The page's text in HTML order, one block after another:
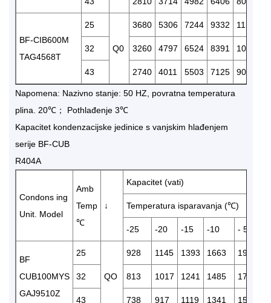
BF-CIB600M
TAG4568T
25
Q0
3680 5306 7244 9332 11567
32 3260 4797 6524 8391 10399
43 2740 4011 5503 7125 9040
Napomena: Nazivno stanje: 50 HZ, povratna temperatura
plina. 20℃； Pothlađenje 3℃
Kapacitet kondenzacijske jedinice s vanjskim hlađenjem
serije BF-CUB
R404A
Condons ing
Unit. Model
Amb
Temp
℃
↓
Kapacitet (vati)
Temperatura isparavanja (℃)
-25 -20 -15 -10 - 5
BF
CUB100MYS
GAJ9510Z
25
QO
928 1145 1393 1663 1956
32 813 1017 1241 1485 1746
43 738 917 1119 1341 1579